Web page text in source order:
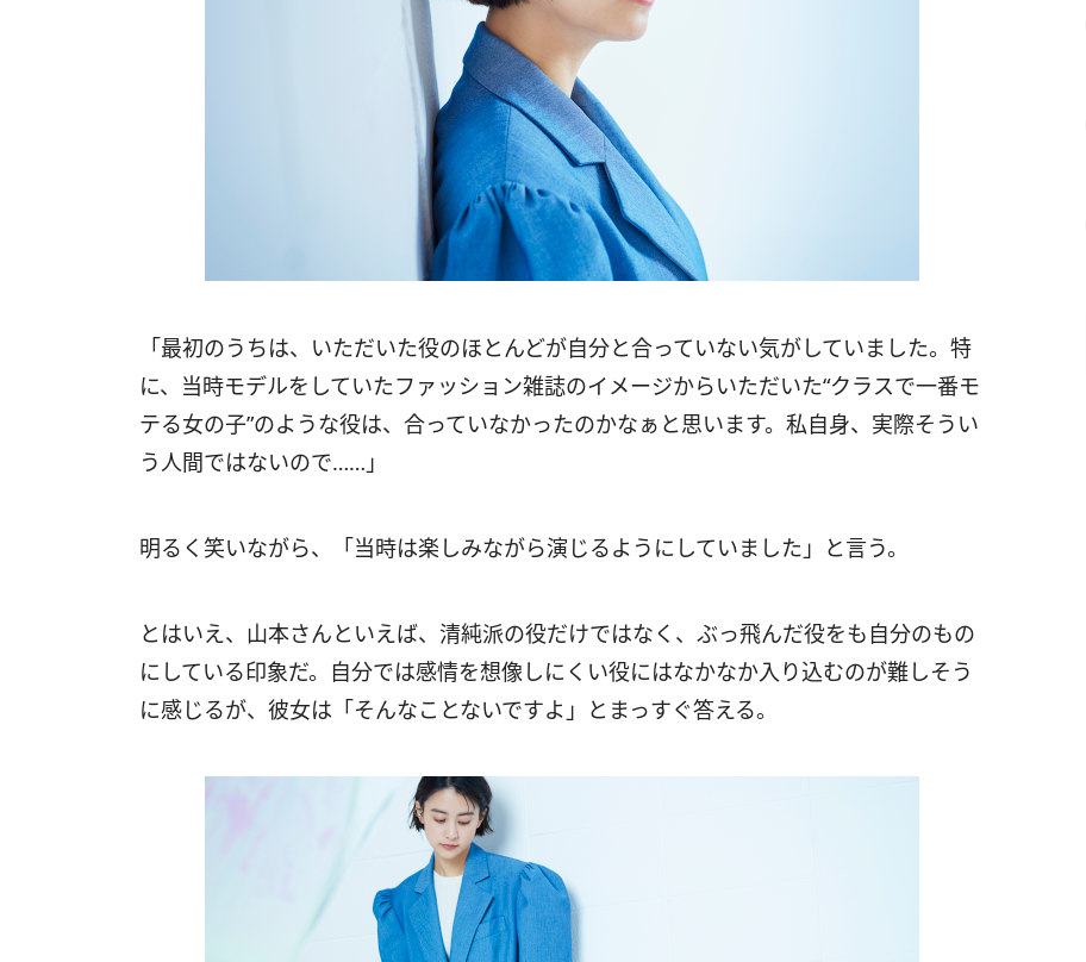
「最初のうちは、いただいた役のほとんどが自分と合っていない気がしていました。特
に、当時モデルをしていたファッション雑誌のイメージからいただいた“クラスで一番モ
テる女の子”のような役は、合っていなかったのかなぁと思います。私自身、実際そうい
う人間ではないので……」
明るく笑いながら、「当時は楽しみながら演じるようにしていました」と言う。
とはいえ、山本さんといえば、清純派の役だけではなく、ぶっ飛んだ役をも自分のもの
にしている印象だ。自分では感情を想像しにくい役にはなかなか入り込むのが難しそう
に感じるが、彼女は「そんなことないですよ」とまっすぐ答える。